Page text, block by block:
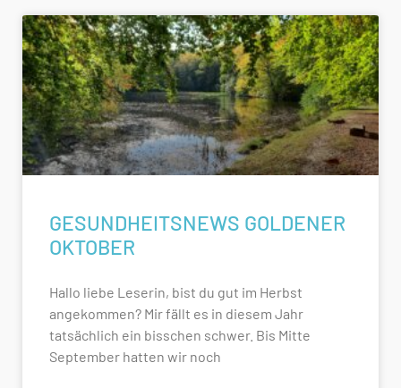
GESUNDHEITSNEWS GOLDENER
OKTOBER
Hallo liebe Leserin, bist du gut im Herbst
angekommen? Mir fällt es in diesem Jahr
tatsächlich ein bisschen schwer. Bis Mitte
September hatten wir noch